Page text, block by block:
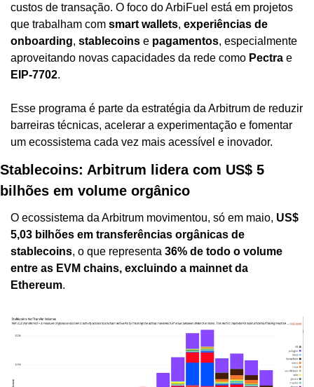
custos de transação. O foco do ArbiFuel está em projetos
que trabalham com smart wallets, experiências de
onboarding, stablecoins e pagamentos, especialmente
aproveitando novas capacidades da rede como Pectra
EIP-7702.
Esse programa é parte da estratégia da Arbitrum de reduzir
barreiras técnicas, acelerar a experimentação e fomentar
um ecossistema cada vez mais acessível e inovador.
Stablecoins: Arbitrum lidera com US$ 5
bilhões em volume orgânico
O ecossistema da Arbitrum movimentou, só em maio, US$
5,03 bilhões em transferências orgânicas de
stablecoins, o que representa 36% de todo o volume
entre as EVM chains, excluindo a mainnet da
Ethereum.